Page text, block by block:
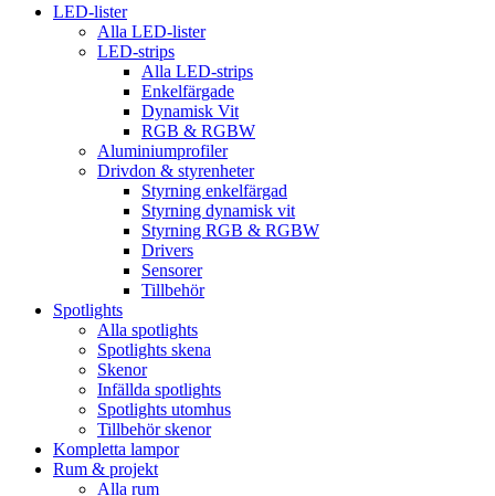
LED-lister
Alla LED-lister
LED-strips
Alla LED-strips
Enkelfärgade
Dynamisk Vit
RGB & RGBW
Aluminiumprofiler
Drivdon & styrenheter
Styrning enkelfärgad
Styrning dynamisk vit
Styrning RGB & RGBW
Drivers
Sensorer
Tillbehör
Spotlights
Alla spotlights
Spotlights skena
Skenor
Infällda spotlights
Spotlights utomhus
Tillbehör skenor
Kompletta lampor
Rum & projekt
Alla rum